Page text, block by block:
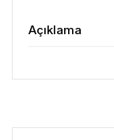
Açıklama